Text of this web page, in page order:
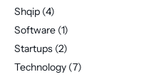
Shqip (4)
Software (1)
Startups (2)
Technology (7)